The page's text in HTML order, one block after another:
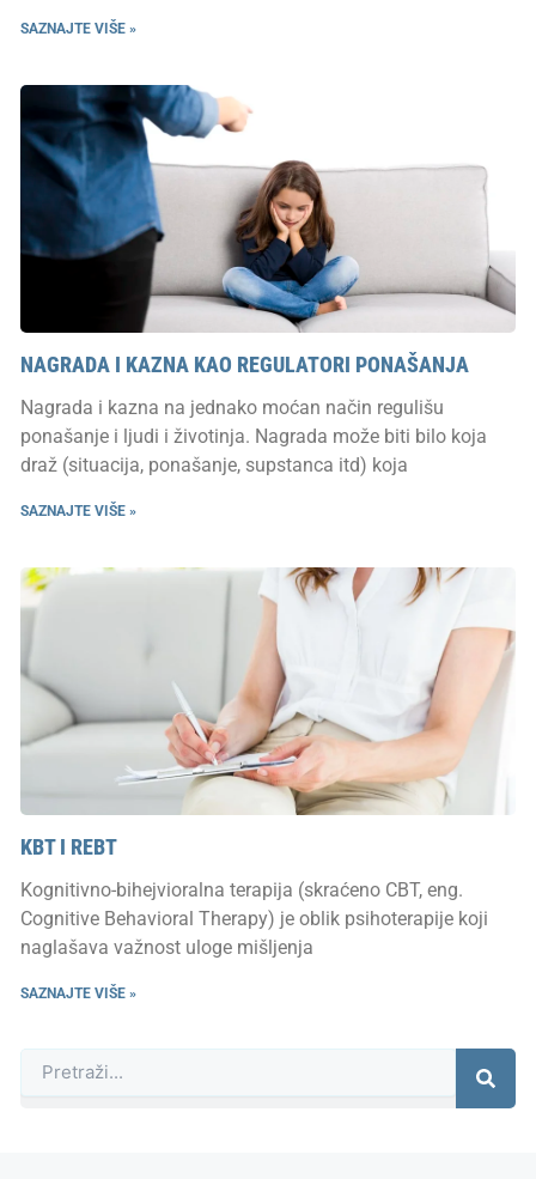
SAZNAJTE VIŠE »
NAGRADA I KAZNA KAO REGULATORI PONAŠANJA
Nagrada i kazna na jednako moćan način regulišu
ponašanje i ljudi i životinja. Nagrada može biti bilo koja
draž (situacija, ponašanje, supstanca itd) koja
SAZNAJTE VIŠE »
KBT I REBT
Kognitivno-bihejvioralna terapija (skraćeno CBT, eng.
Cognitive Behavioral Therapy) je oblik psihoterapije koji
naglašava važnost uloge mišljenja
SAZNAJTE VIŠE »